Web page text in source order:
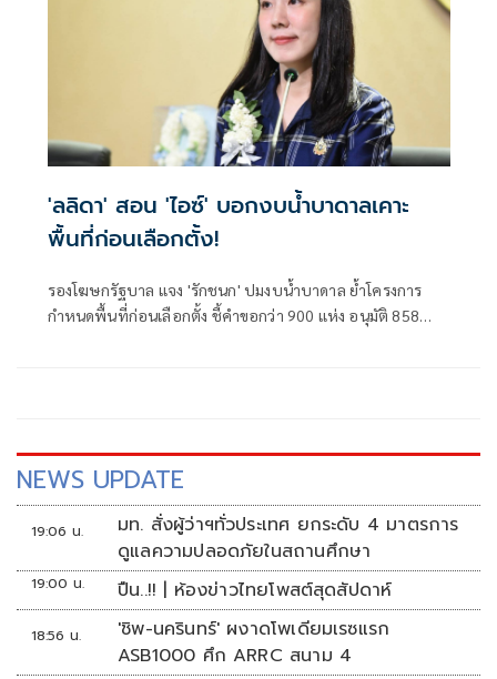
'ลลิดา' สอน 'ไอซ์' บอกงบน้ำบาดาลเคาะ
พื้นที่ก่อนเลือกตั้ง!
รองโฆษกรัฐบาล แจง 'รักชนก' ปมงบน้ำบาดาล ย้ำโครงการ
กำหนดพื้นที่ก่อนเลือกตั้ง ชี้คำขอกว่า 900 แห่ง อนุมัติ 858
NEWS UPDATE
19:06 น.
มท. สั่งผู้ว่าฯทั่วประเทศ ยกระดับ 4 มาตรการ
ดูแลความปลอดภัยในสถานศึกษา
19:00 น. ปืน..!! | ห้องข่าวไทยโพสต์สุดสัปดาห์
18:56 น.
'ชิพ-นครินทร์' ผงาดโพเดียมเรซแรก
ASB1000 ศึก ARRC สนาม 4